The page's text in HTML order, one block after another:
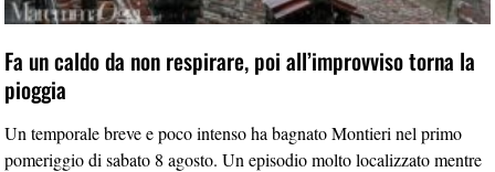
Fa un caldo da non respirare, poi all’improvviso torna la
pioggia
Un temporale breve e poco intenso ha bagnato Montieri nel primo
pomeriggio di sabato 8 agosto. Un episodio molto localizzato mentre